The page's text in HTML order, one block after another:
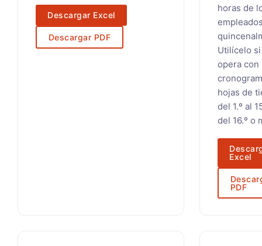
Descargar Excel
Descargar PDF
horas de
Utilícelo si
opera con
hojas de
del 1.º al
del 16.º o
Excel
PDF